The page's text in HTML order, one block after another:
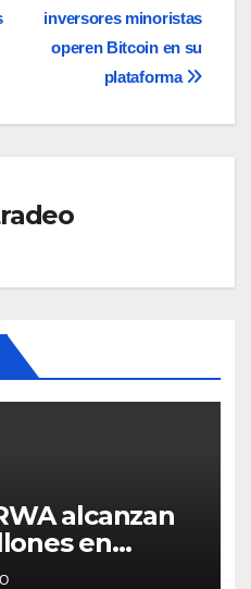
inversores minoristas
operen Bitcoin en su
plataforma
alcanzan
en
de DeFi